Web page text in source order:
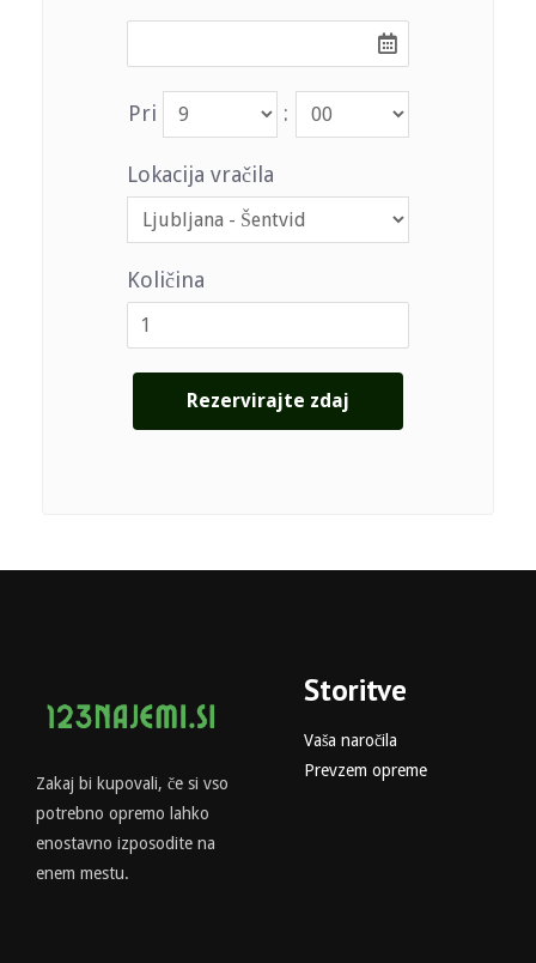
Pri :
Lokacija vračila
Količina
Zakaj bi kupovali, če si vso
potrebno opremo lahko
enostavno izposodite na
enem mestu.
Storitve
Vaša naročila
Prevzem opreme